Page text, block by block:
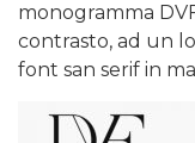
monogramma
contrasto, ad un
font san serif in